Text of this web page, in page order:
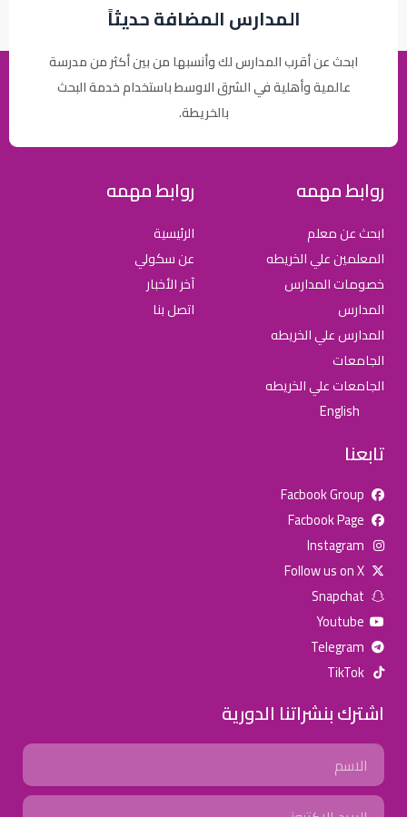
المدارس المضافة حديثاً
ابحث عن أقرب المدارس لك وأنسبها من بين أكثر من مدرسة
عالمية وأهلية في الشرق الاوسط باستخدام خدمة البحث
بالخريطة.
روابط مهمه
ابحث عن معلم
المعلمين علي الخريطه
خصومات المدارس
المدارس
المدارس علي الخريطه
الجامعات
الجامعات علي الخريطه
English
روابط مهمه
الرئيسية
عن سكولي
آخر الأخبار
اتصل بنا
تابعنا
Facbook Group
Facbook Page
Instagram
Follow us on X
Snapchat
Youtube
Telegram
TikTok
اشترك بنشراتنا الدورية
Name
Email
للإعلان على منصة سكولي وجروب مدارس عالمية وأهلية يشرفنا
جروب فيسبوك
تويتر (X) سناب شات يوتيوب